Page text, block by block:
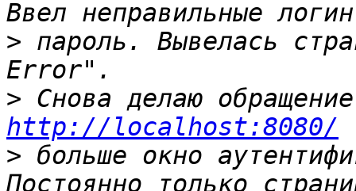
> пароль. Вывелась
>
http://localhost:8080/
> больше окно